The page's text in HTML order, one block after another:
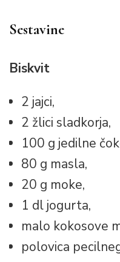
Sestavine
Biskvit
2 jajci,
2 žlici sladkorja,
100 g jedilne
80 g masla,
20 g moke,
1 dl jogurta,
malo kokosove
polovica